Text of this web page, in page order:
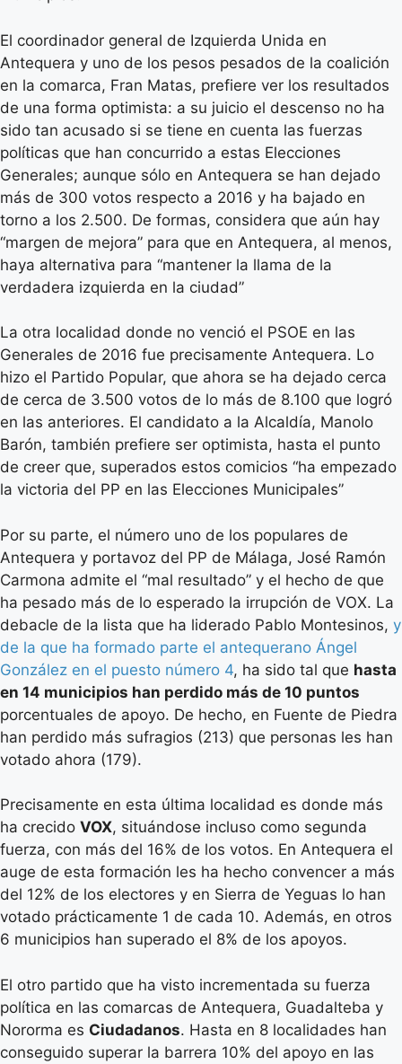
El coordinador general de Izquierda Unida en
Antequera y uno de los pesos pesados de la coalición
en la comarca, Fran Matas, prefiere ver los resultados
de una forma optimista: a su juicio el descenso no ha
sido tan acusado si se tiene en cuenta las fuerzas
políticas que han concurrido a estas Elecciones
Generales; aunque sólo en Antequera se han dejado
más de 300 votos respecto a 2016 y ha bajado en
torno a los 2.500. De formas, considera que aún hay
“margen de mejora” para que en Antequera, al menos,
haya alternativa para “mantener la llama de la
verdadera izquierda en la ciudad”
La otra localidad donde no venció el PSOE en las
Generales de 2016 fue precisamente Antequera. Lo
hizo el Partido Popular, que ahora se ha dejado cerca
de cerca de 3.500 votos de lo más de 8.100 que logró
en las anteriores. El candidato a la Alcaldía, Manolo
Barón, también prefiere ser optimista, hasta el punto
de creer que, superados estos comicios “ha empezado
la victoria del PP en las Elecciones Municipales”
Por su parte, el número uno de los populares de
Antequera y portavoz del PP de Málaga, José Ramón
Carmona admite el “mal resultado” y el hecho de que
ha pesado más de lo esperado la irrupción de VOX. La
debacle de la lista que ha liderado Pablo Montesinos, y
de la que ha formado parte el antequerano Ángel
González en el puesto número 4, ha sido tal que hasta
en 14 municipios han perdido más de 10 puntos
porcentuales de apoyo. De hecho, en Fuente de Piedra
han perdido más sufragios (213) que personas les han
votado ahora (179).
Precisamente en esta última localidad es donde más
ha crecido VOX, situándose incluso como segunda
fuerza, con más del 16% de los votos. En Antequera el
auge de esta formación les ha hecho convencer a más
del 12% de los electores y en Sierra de Yeguas lo han
votado prácticamente 1 de cada 10. Además, en otros
6 municipios han superado el 8% de los apoyos.
El otro partido que ha visto incrementada su fuerza
política en las comarcas de Antequera, Guadalteba y
Nororma es Ciudadanos. Hasta en 8 localidades han
conseguido superar la barrera 10% del apoyo en las